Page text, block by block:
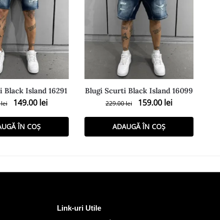
Island 16291
lei 149.00 lei
ÎN COȘ
Blugi Scurti Black Island 16099
229.00lei 159.00 lei
ADAUGĂ ÎN COȘ
Link-uri Utile